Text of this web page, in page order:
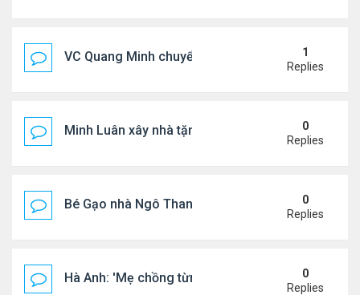
VC Quang Minh chuyển về tổ ấm
1
Replies
Minh Luân xây nhà tặng cha mẹ
0
Replies
Bé Gạo nhà Ngô Thanh Vân dễ thương trong tiệc
0
Replies
Hà Anh: 'Mẹ chồng từng ngạc nhiên vì tôi luôn trả
0
Replies